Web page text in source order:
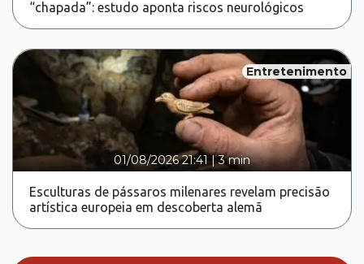
“chapada”: estudo aponta riscos neurológicos
Entretenimento
01/08/2026 21:41 |3 min
Esculturas de pássaros milenares revelam precisão
artística europeia em descoberta alemã